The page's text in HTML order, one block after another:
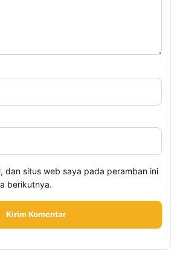
dan situs web saya pada peramban ini
berikutnya.